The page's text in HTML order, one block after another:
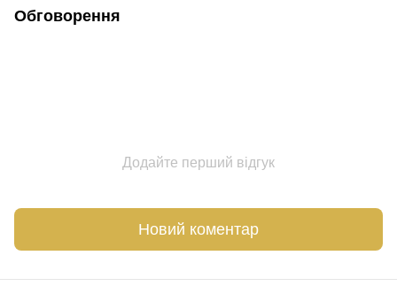
Обговорення
Додайте перший відгук
Новий коментар